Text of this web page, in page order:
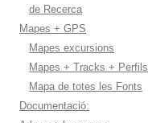
de Recerca
Mapes + GPS
Mapes excursions
Mapes + Tracks + Perfils
Mapa de totes les Fonts
Documentació: